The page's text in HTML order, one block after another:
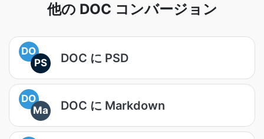
他の DOC コンバージョン
DO
PS
DOC に PSD
DO
Ma
DOC に Markdown